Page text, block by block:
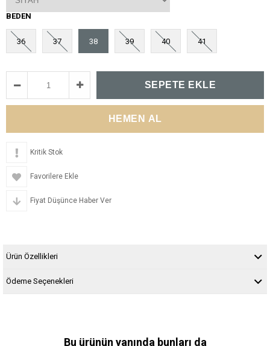
BEDEN
36 37 38 39 40 41
Kritik Stok
Favorilere Ekle
Fiyat Düşünce Haber Ver
Ürün Özellikleri
Ödeme Seçenekleri
Bu ürünün yanında bunları da